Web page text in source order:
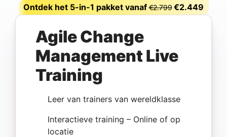
Ontdek het 5-in-1 pakket vanaf€2.799€2.449
Agile Change
Management Live
Training
Leer van trainers van wereldklasse
Interactieve training – Online of op
locatie